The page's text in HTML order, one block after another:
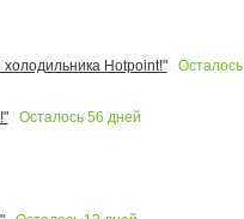
Hotpoint!"
Осталось
Осталось 56 дней